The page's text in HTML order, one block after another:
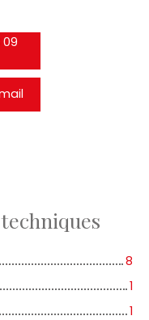
09
techniques
8
1
1